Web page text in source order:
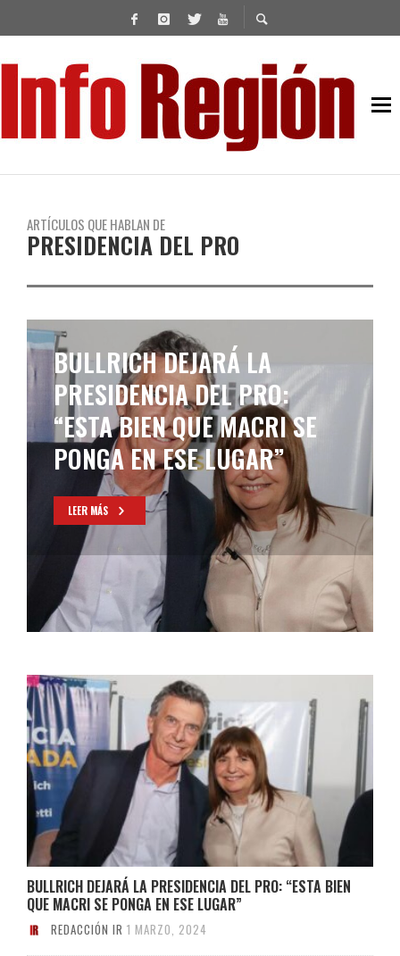
ARTÍCULOS QUE HABLAN DE
PRESIDENCIA DEL PRO
BULLRICH DEJARÁ LA
PRESIDENCIA DEL PRO:
“ESTA BIEN QUE MACRI SE
PONGA EN ESE LUGAR”
LEER MÁS
BULLRICH DEJARÁ LA PRESIDENCIA DEL PRO: “ESTA BIEN
QUE MACRI SE PONGA EN ESE LUGAR”
REDACCIÓN IR 1 MARZO, 2024